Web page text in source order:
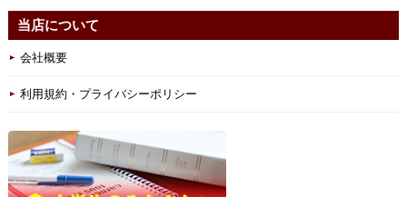
当店について
会社概要
利用規約・プライバシーポリシー